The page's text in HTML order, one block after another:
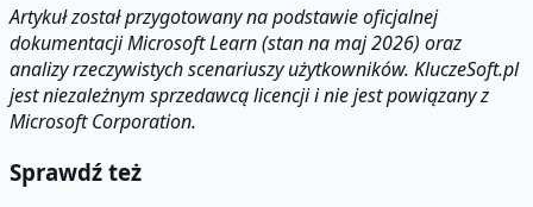
Artykuł został przygotowany na podstawie oficjalnej
dokumentacji Microsoft Learn (stan na maj 2026) oraz
analizy rzeczywistych scenariuszy użytkowników. KluczeSoft.pl
jest niezależnym sprzedawcą licencji i nie jest powiązany z
Microsoft Corporation.
Sprawdź też